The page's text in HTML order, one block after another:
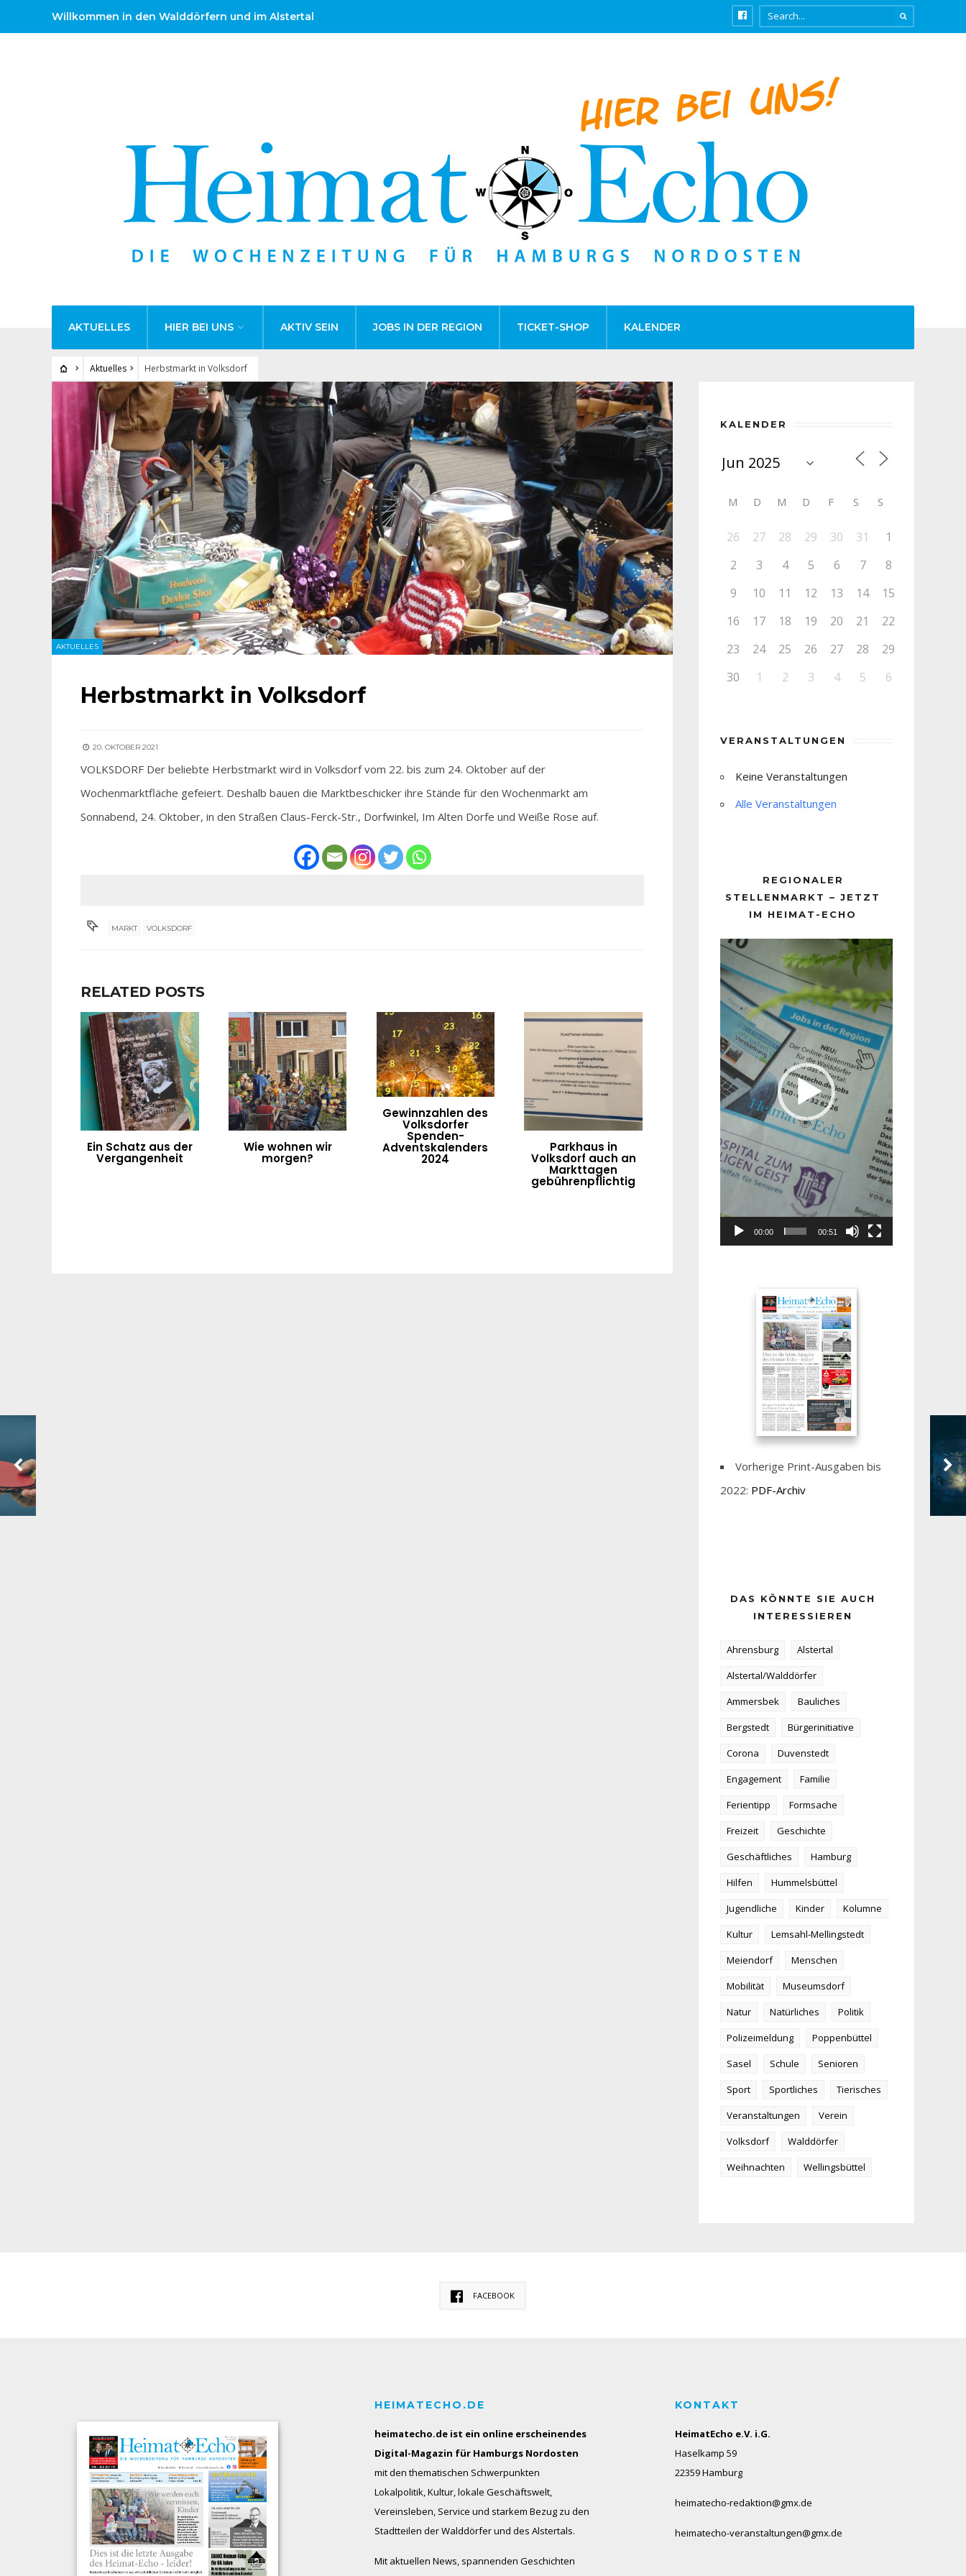
Willkommen in den Walddörfern und im Alstertal
AKTUELLES HIER BEI UNS AKTIV SEIN JOBS IN DER REGION TICKET-SHOP KALENDER
Aktuelles Herbstmarkt in Volksdorf
AKTUELLES
Herbstmarkt in Volksdorf
20. OKTOBER 2021
VOLKSDORF Der beliebte Herbstmarkt wird in Volksdorf vom 22. bis zum 24. Oktober auf der
Wochenmarktfläche gefeiert. Deshalb bauen die Marktbeschicker ihre Stände für den Wochenmarkt am
Sonnabend, 24. Oktober, in den Straßen Claus-Ferck-Str., Dorfwinkel, Im Alten Dorfe und Weiße Rose auf.
MARKT VOLKSDORF
RELATED POSTS
Ein Schatz aus der
Vergangenheit
Wie wohnen wir
morgen?
Gewinnzahlen des
Volksdorfer
Spenden-
Adventskalenders
2024
Parkhaus in
Volksdorf auch an
Markttagen
gebührenpflichtig
KALENDER
M D M D F S S
26 27 28 29 30 31
1
2
3 4 5 6 7
8
9
10 11 12 13 14
15
16
17 18 19 20 21
22
23
24 25 26 27 28
29
30
1 2 3 4 5 6
VERANSTALTUNGEN
Keine Veranstaltungen
Alle Veranstaltungen
REGIONALER
STELLENMARKT – JETZT
IM HEIMAT-ECHO
Player
00:00 00:51
Vorherige Print-Ausgaben bis
2022: PDF-Archiv
DAS KÖNNTE SIE AUCH
INTERESSIEREN
Ahrensburg
Alstertal
Alstertal/Walddörfer
Ammersbek
Bauliches
Bergstedt
Bürgerinitiative
Corona
Duvenstedt
Engagement
Familie
Ferientipp
Formsache
Freizeit
Geschichte
Geschäftliches
Hamburg
Hilfen
Hummelsbüttel
Jugendliche
Kinder
Kolumne
Kultur
Lemsahl-Mellingstedt
Meiendorf
Menschen
Mobilität
Museumsdorf
Natur
Natürliches
Politik
Polizeimeldung
Poppenbüttel
Sasel
Schule
Senioren
Sport
Sportliches
Tierisches
Veranstaltungen
Verein
Volksdorf
Walddörfer
Weihnachten
Wellingsbüttel
FACEBOOK
HEIMATECHO.DE
heimatecho.de ist ein online erscheinendes
Digital-Magazin für Hamburgs Nordosten
mit den thematischen Schwerpunkten
Lokalpolitik, Kultur, lokale Geschäftswelt,
Vereinsleben, Service und starkem Bezug zu den
Stadtteilen der Walddörfer und des Alstertals.
Mit aktuellen News, spannenden Geschichten
KONTAKT
HeimatEcho e.V. i.G.
Haselkamp 59
22359 Hamburg
heimatecho-redaktion@gmx.de
heimatecho-veranstaltungen@gmx.de